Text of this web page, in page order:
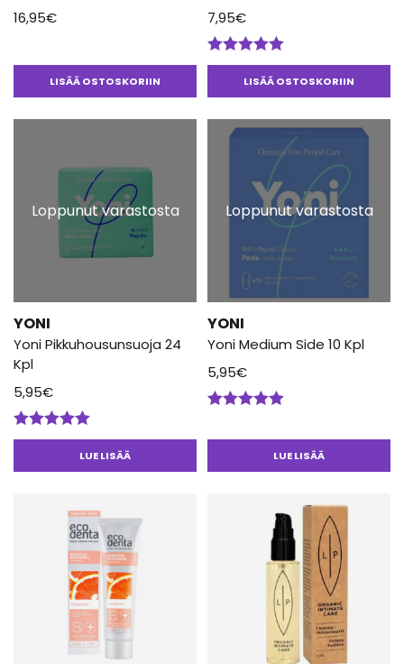
16,95€
LISÄÄ OSTOSKORIIN
7,95€
Arvostelu
tuotteesta:LISÄÄ OSTOSKORIIN
Loppunut varastosta
YONI
Yoni Pikkuhousunsuoja 24
Kpl
5,95€
Arvostelu
LUE LISÄÄ
Loppunut varastosta
YONI
Yoni Medium Side 10 Kpl
5,95€
LUE LISÄÄ